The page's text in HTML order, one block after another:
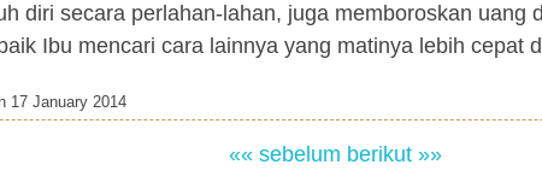
diri secara perlahan-lahan, juga memboroskan uang
Ibu mencari cara lainnya yang matinya lebih cepat
17 January 2014
«« sebelum berikut »»